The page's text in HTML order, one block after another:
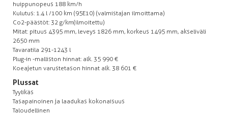
huippunopeus 188 km/h
Kulutus: 1.4 l /100 km (95E10) (valmistajan ilmoittama)
Co2-päästöt: 32 g/km(ilmoitettu)
Mitat: pituus 4395 mm, leveys 1826 mm, korkeus 1495 mm, akseliväli
2650 mm
Tavaratila 291-1243 l
Plug-in -malliston hinnat: alk. 35 990 €
Koeajetun varustetason hinnat alk. 38 601 €
Plussat
Tyylikäs
Tasapainoinen ja laadukas kokonaisuus
Taloudellinen